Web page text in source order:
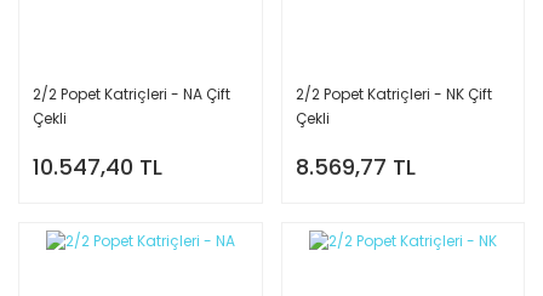
2/2 Popet Katriçleri - NA Çift
Çekli
10.547,40 TL
2/2 Popet Katriçleri - NK Çift
Çekli
8.569,77 TL